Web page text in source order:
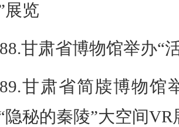
展览
88.甘肃省博物馆举办“
89.甘肃省简牍博物馆
隐秘的秦陵”大空间VR